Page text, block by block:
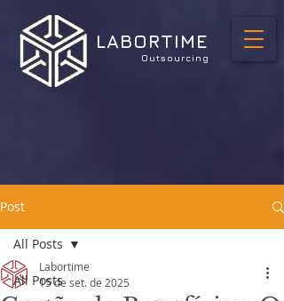
LABORTIME
Outsourcing
Post
All Posts
All Posts
Labortime
15 de set. de 2025